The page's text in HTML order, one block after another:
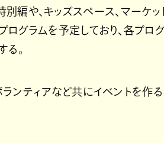
編や、キッズスペース、マーケッ
ログラムを予定しており、各プロ
る。
ランティアなど共にイベントを作